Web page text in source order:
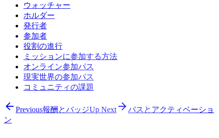
ウォッチャー
ホルダー
発行者
参加者
役割の進行
ミッションに参加する方法
オンライン参加パス
現実世界の参加パス
コミュニティの課題
Previous報酬とバッジUp Next
バスとアクティベーショ
ン